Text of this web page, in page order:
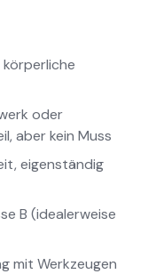
oder
aber kein Muss
eigenständig
B (idealerweise
mit Werkzeugen